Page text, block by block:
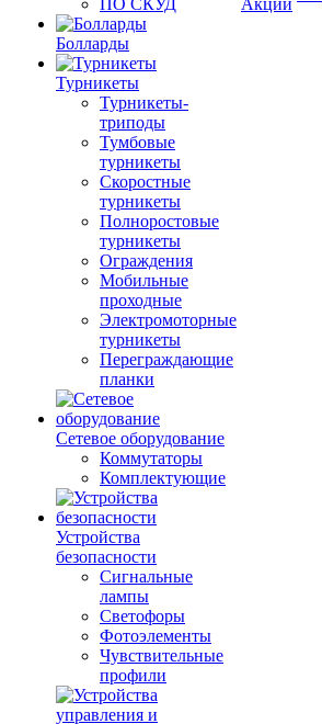
ПО СКУД
Болларды
Турникеты
Турникеты-
триподы
Тумбовые
турникеты
Скоростные
турникеты
Полноростовые
турникеты
Ограждения
Мобильные
проходные
Электромоторные
турникеты
Переграждающие
планки
Сетевое оборудование
Коммутаторы
Комплектующие
Устройства
безопасности
Сигнальные
лампы
Светофоры
Фотоэлементы
Чувствительные
профили
Акции